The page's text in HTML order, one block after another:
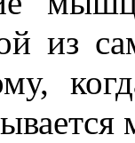
из